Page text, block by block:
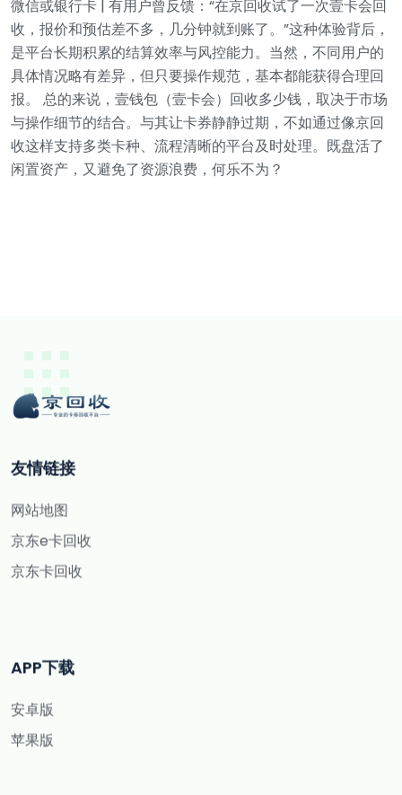
微信或银行卡 | 有用户曾反馈：“在京回收试了一次壹卡会回
收，报价和预估差不多，几分钟就到账了。”这种体验背后，
是平台长期积累的结算效率与风控能力。当然，不同用户的
具体情况略有差异，但只要操作规范，基本都能获得合理回
报。
总的来说，壹钱包（壹卡会）回收多少钱，取决于市场
与操作细节的结合。与其让卡券静静过期，不如通过像京回
收这样支持多类卡种、流程清晰的平台及时处理。既盘活了
闲置资产，又避免了资源浪费，何乐不为？
友情链接
网站地图
京东e卡回收
京东卡回收
APP下载
安卓版
苹果版